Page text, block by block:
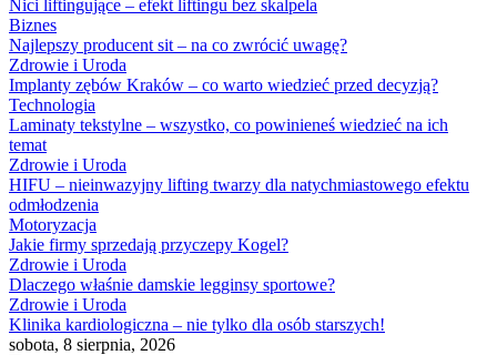
Nici liftingujące – efekt liftingu bez skalpela
Biznes
Najlepszy producent sit – na co zwrócić uwagę?
Zdrowie i Uroda
Implanty zębów Kraków – co warto wiedzieć przed decyzją?
Technologia
Laminaty tekstylne – wszystko, co powinieneś wiedzieć na ich
temat
Zdrowie i Uroda
HIFU – nieinwazyjny lifting twarzy dla natychmiastowego efektu
odmłodzenia
Motoryzacja
Jakie firmy sprzedają przyczepy Kogel?
Zdrowie i Uroda
Dlaczego właśnie damskie legginsy sportowe?
Zdrowie i Uroda
Klinika kardiologiczna – nie tylko dla osób starszych!
sobota, 8 sierpnia, 2026